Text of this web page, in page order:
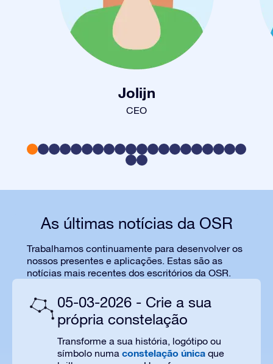
Jolijn
CEO
As últimas notícias da OSR
Trabalhamos continuamente para desenvolver os
nossos presentes e aplicações. Estas são as
notícias mais recentes dos escritórios da OSR.
05-03-2026 - Crie a sua
própria constelação
Transforme a sua história, logótipo ou
símbolo numa constelação única que